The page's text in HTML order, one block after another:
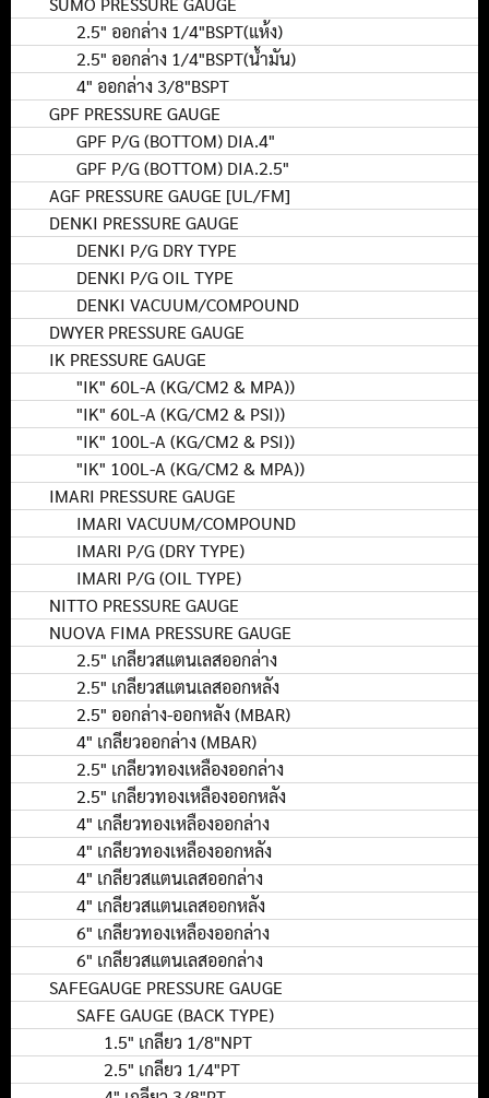
2.5" ออกล่าง 1/4"BSPT(แห้ง)
2.5" ออกล่าง 1/4"BSPT(น้ำมัน)
4" ออกล่าง 3/8"BSPT
GPF PRESSURE GAUGE
GPF P/G (BOTTOM) DIA.4"
GPF P/G (BOTTOM) DIA.2.5"
AGF PRESSURE GAUGE [UL/FM]
DENKI PRESSURE GAUGE
DENKI P/G DRY TYPE
DENKI P/G OIL TYPE
DENKI VACUUM/COMPOUND
DWYER PRESSURE GAUGE
IK PRESSURE GAUGE
"IK" 60L-A (KG/CM2 & MPA))
"IK" 60L-A (KG/CM2 & PSI))
"IK" 100L-A (KG/CM2 & PSI))
"IK" 100L-A (KG/CM2 & MPA))
IMARI PRESSURE GAUGE
IMARI VACUUM/COMPOUND
IMARI P/G (DRY TYPE)
IMARI P/G (OIL TYPE)
NITTO PRESSURE GAUGE
NUOVA FIMA PRESSURE GAUGE
2.5" เกลียวสแตนเลสออกล่าง
2.5" เกลียวสแตนเลสออกหลัง
2.5" ออกล่าง-ออกหลัง (MBAR)
4" เกลียวออกล่าง (MBAR)
2.5" เกลียวทองเหลืองออกล่าง
2.5" เกลียวทองเหลืองออกหลัง
4" เกลียวทองเหลืองออกล่าง
4" เกลียวทองเหลืองออกหลัง
4" เกลียวสแตนเลสออกล่าง
4" เกลียวสแตนเลสออกหลัง
6" เกลียวทองเหลืองออกล่าง
6" เกลียวสแตนเลสออกล่าง
SAFEGAUGE PRESSURE GAUGE
SAFE GAUGE (BACK TYPE)
1.5" เกลียว 1/8"NPT
2.5" เกลียว 1/4"PT